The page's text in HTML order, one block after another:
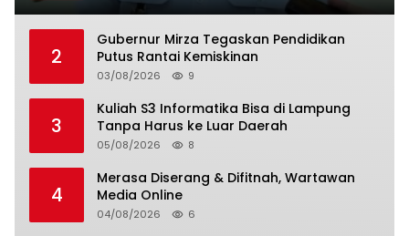
2
Gubernur Mirza Tegaskan Pendidikan
Putus Rantai Kemiskinan
03/08/2026 9
3
Kuliah S3 Informatika Bisa di Lampung
Tanpa Harus ke Luar Daerah
05/08/2026 8
4
Merasa Diserang & Difitnah, Wartawan
Media Online
04/08/2026 6